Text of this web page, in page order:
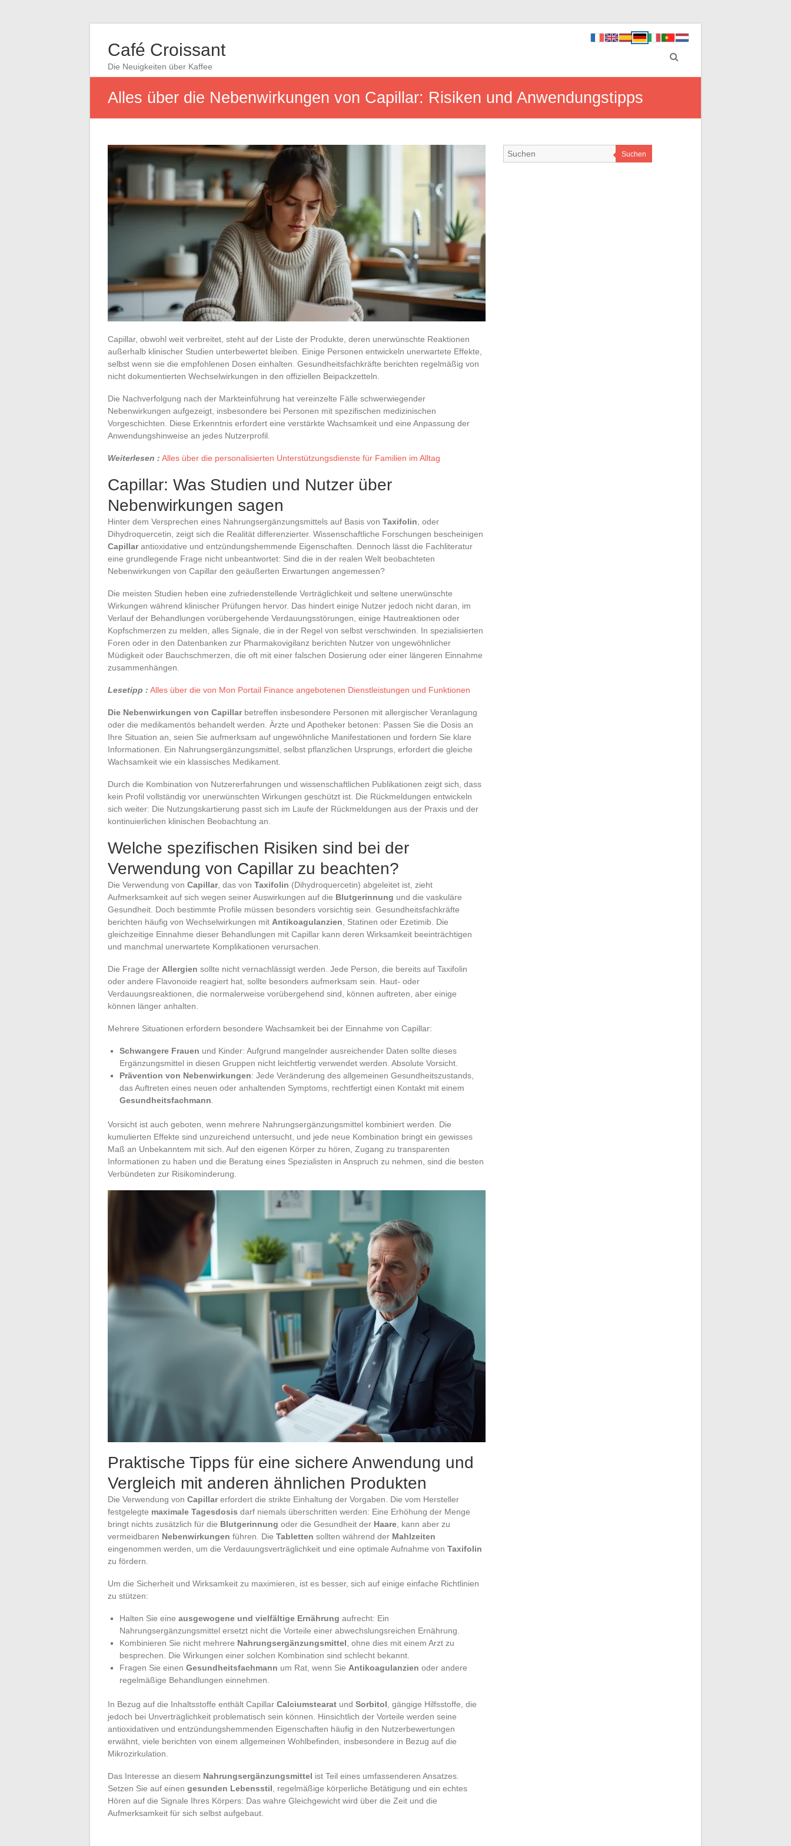
Café Croissant
Die Neuigkeiten über Kaffee
Alles über die Nebenwirkungen von Capillar: Risiken und Anwendungstipps
Capillar, obwohl weit verbreitet, steht auf der Liste der Produkte, deren unerwünschte Reaktionen
außerhalb klinischer Studien unterbewertet bleiben. Einige Personen entwickeln unerwartete Effekte,
selbst wenn sie die empfohlenen Dosen einhalten. Gesundheitsfachkräfte berichten regelmäßig von
nicht dokumentierten Wechselwirkungen in den offiziellen Beipackzetteln.
Die Nachverfolgung nach der Markteinführung hat vereinzelte Fälle schwerwiegender
Nebenwirkungen aufgezeigt, insbesondere bei Personen mit spezifischen medizinischen
Vorgeschichten. Diese Erkenntnis erfordert eine verstärkte Wachsamkeit und eine Anpassung der
Anwendungshinweise an jedes Nutzerprofil.
Weiterlesen : Alles über die personalisierten Unterstützungsdienste für Familien im Alltag
Capillar: Was Studien und Nutzer über
Nebenwirkungen sagen
Hinter dem Versprechen eines Nahrungsergänzungsmittels auf Basis von Taxifolin , oder
Dihydroquercetin, zeigt sich die Realität differenzierter. Wissenschaftliche Forschungen bescheinigen
Capillarantioxidative und entzündungshemmende Eigenschaften. Dennoch lässt die Fachliteratur
eine grundlegende Frage nicht unbeantwortet: Sind die in der realen Welt beobachteten
Nebenwirkungen von Capillar den geäußerten Erwartungen angemessen?
Die meisten Studien heben eine zufriedenstellende Verträglichkeit und seltene unerwünschte
Wirkungen während klinischer Prüfungen hervor. Das hindert einige Nutzer jedoch nicht daran, im
Verlauf der Behandlungen vorübergehende Verdauungsstörungen, einige Hautreaktionen oder
Kopfschmerzen zu melden, alles Signale, die in der Regel von selbst verschwinden. In spezialisierten
Foren oder in den Datenbanken zur Pharmakovigilanz berichten Nutzer von ungewöhnlicher
Müdigkeit oder Bauchschmerzen, die oft mit einer falschen Dosierung oder einer längeren Einnahme
zusammenhängen.
Lesetipp : Alles über die von Mon Portail Finance angebotenen Dienstleistungen und Funktionen
Die Nebenwirkungen von Capillarbetreffen insbesondere Personen mit allergischer Veranlagung
oder die medikamentös behandelt werden. Ärzte und Apotheker betonen: Passen Sie die Dosis an
Ihre Situation an, seien Sie aufmerksam auf ungewöhnliche Manifestationen und fordern Sie klare
Informationen. Ein Nahrungsergänzungsmittel, selbst pflanzlichen Ursprungs, erfordert die gleiche
Wachsamkeit wie ein klassisches Medikament.
Durch die Kombination von Nutzererfahrungen und wissenschaftlichen Publikationen zeigt sich, dass
kein Profil vollständig vor unerwünschten Wirkungen geschützt ist. Die Rückmeldungen entwickeln
sich weiter: Die Nutzungskartierung passt sich im Laufe der Rückmeldungen aus der Praxis und der
kontinuierlichen klinischen Beobachtung an.
Welche spezifischen Risiken sind bei der
Verwendung von Capillar zu beachten?
Die Verwendung von Capillar, das von Taxifolin (Dihydroquercetin) abgeleitet ist, zieht
Aufmerksamkeit auf sich wegen seiner Auswirkungen auf die Blutgerinnung und die vaskuläre
Gesundheit. Doch bestimmte Profile müssen besonders vorsichtig sein. Gesundheitsfachkräfte
berichten häufig von Wechselwirkungen mit Antikoagulanzien , Statinen oder Ezetimib. Die
gleichzeitige Einnahme dieser Behandlungen mit Capillar kann deren Wirksamkeit beeinträchtigen
und manchmal unerwartete Komplikationen verursachen.
Die Frage der Allergien sollte nicht vernachlässigt werden. Jede Person, die bereits auf Taxifolin
oder andere Flavonoide reagiert hat, sollte besonders aufmerksam sein. Haut- oder
Verdauungsreaktionen, die normalerweise vorübergehend sind, können auftreten, aber einige
können länger anhalten.
Mehrere Situationen erfordern besondere Wachsamkeit bei der Einnahme von Capillar:
Schwangere Frauen und Kinder: Aufgrund mangelnder ausreichender Daten sollte dieses
Ergänzungsmittel in diesen Gruppen nicht leichtfertig verwendet werden. Absolute Vorsicht.
Prävention von Nebenwirkungen: Jede Veränderung des allgemeinen Gesundheitszustands,
das Auftreten eines neuen oder anhaltenden Symptoms, rechtfertigt einen Kontakt mit einem
Gesundheitsfachmann
Vorsicht ist auch geboten, wenn mehrere Nahrungsergänzungsmittel kombiniert werden. Die
kumulierten Effekte sind unzureichend untersucht, und jede neue Kombination bringt ein gewisses
Maß an Unbekanntem mit sich. Auf den eigenen Körper zu hören, Zugang zu transparenten
Informationen zu haben und die Beratung eines Spezialisten in Anspruch zu nehmen, sind die besten
Verbündeten zur Risikominderung.
Praktische Tipps für eine sichere Anwendung und
Vergleich mit anderen ähnlichen Produkten
Die Verwendung von Capillarerfordert die strikte Einhaltung der Vorgaben. Die vom Hersteller
festgelegte maximale Tagesdosis darf niemals überschritten werden: Eine Erhöhung der Menge
bringt nichts zusätzlich für die Blutgerinnung oder die Gesundheit der Haare , kann aber zu
vermeidbaren Nebenwirkungen führen. Die Tabletten sollten während der Mahlzeiten
eingenommen werden, um die Verdauungsverträglichkeit und eine optimale Aufnahme von Taxifolin
zu fördern.
Um die Sicherheit und Wirksamkeit zu maximieren, ist es besser, sich auf einige einfache Richtlinien
zu stützen:
Halten Sie eine ausgewogene und vielfältige Ernährung aufrecht: Ein
Nahrungsergänzungsmittel ersetzt nicht die Vorteile einer abwechslungsreichen Ernährung.
Kombinieren Sie nicht mehrere Nahrungsergänzungsmittel , ohne dies mit einem Arzt zu
besprechen. Die Wirkungen einer solchen Kombination sind schlecht bekannt.
Fragen Sie einen Gesundheitsfachmann um Rat, wenn Sie Antikoagulanzien oder andere
regelmäßige Behandlungen einnehmen.
In Bezug auf die Inhaltsstoffe enthält Capillar Calciumstearat und Sorbitol , gängige Hilfsstoffe, die
jedoch bei Unverträglichkeit problematisch sein können. Hinsichtlich der Vorteile werden seine
antioxidativen und entzündungshemmenden Eigenschaften häufig in den Nutzerbewertungen
erwähnt, viele berichten von einem allgemeinen Wohlbefinden, insbesondere in Bezug auf die
Mikrozirkulation.
Das Interesse an diesem Nahrungsergänzungsmittel ist Teil eines umfassenderen Ansatzes.
Setzen Sie auf einen gesunden Lebensstil , regelmäßige körperliche Betätigung und ein echtes
Hören auf die Signale Ihres Körpers: Das wahre Gleichgewicht wird über die Zeit und die
Aufmerksamkeit für sich selbst aufgebaut.
Suchen